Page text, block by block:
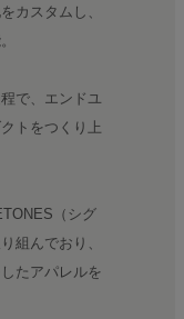
カスタムし、
で、エンドユ
トをつくり上
（シグ
組んでおり、
たアパレルを